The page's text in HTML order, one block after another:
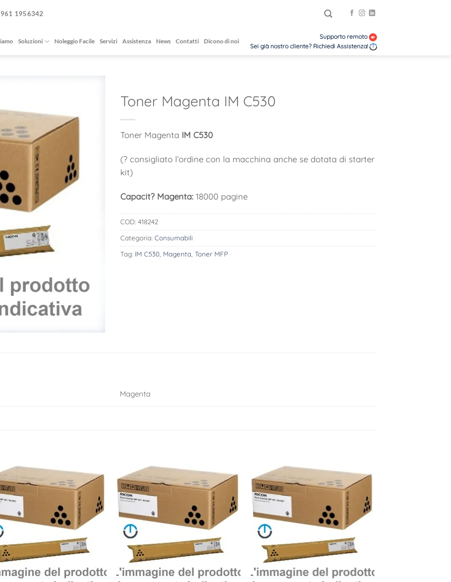
1956342
Soluzioni Noleggio Facile Servizi Assistenza News Contatti Dicono di noi
Supporto remoto
Sei già nostro cliente? Richiedi Assistenza!
Toner Magenta IM C530
Toner Magenta IM C530
(? consigliato l’ordine con la macchina anche se dotata di starter
kit)
Capacit? Magenta: 18000 pagine
COD: 418242
Categoria: Consumabili
Tag: IM C530 Magenta Toner MFP
Magenta